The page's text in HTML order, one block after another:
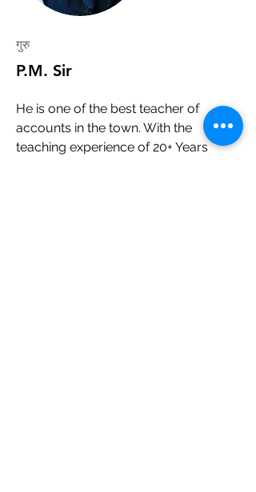
गुरु
P.M. Sir
He is one of the best teacher of
accounts in the town. With the
teaching experience of 20+ Years